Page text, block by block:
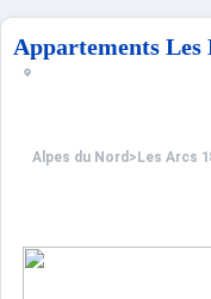
Appartements Les
Alpes du Nord > Les Arcs